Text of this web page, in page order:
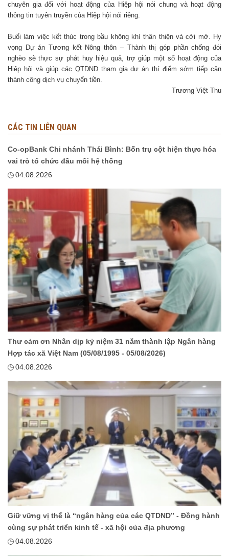
chuyên gia đối với hoạt động của Hiệp hội nói chung và hoạt động
thông tin tuyên truyền của Hiệp hội nói riêng.
Buổi làm việc kết thúc trong bầu không khí thân thiện và cởi mở. Hy
vọng Dự án Tương kết Nông thôn – Thành thị góp phần chống đói
nghèo sẽ thực sự phát huy hiệu quả, trợ giúp một số hoạt động của
Hiệp hội và giúp các QTDND tham gia dự án thí điểm sớm tiếp cận
thành công dịch vụ chuyển tiền.
Trương Việt Thu
CÁC TIN LIÊN QUAN
Co-opBank Chi nhánh Thái Bình: Bốn trụ cột hiện thực hóa
vai trò tổ chức đầu mối hệ thống
04.08.2026
Thư cảm ơn Nhân dịp kỷ niệm 31 năm thành lập Ngân hàng
Hợp tác xã Việt Nam (05/08/1995 - 05/08/2026)
04.08.2026
Giữ vững vị thế là “ngân hàng của các QTDND” - Đồng hành
cùng sự phát triển kinh tế - xã hội của địa phương
04.08.2026